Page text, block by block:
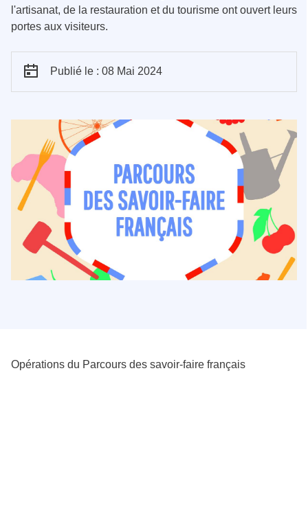
l'artisanat, de la restauration et du tourisme ont ouvert leurs
portes aux visiteurs.
Publié le : 08 Mai 2024
Opérations du Parcours des savoir-faire français